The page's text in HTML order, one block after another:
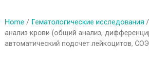
Home / Гематологические исследования
анализ крови (общий анализ,
автоматический подсчет лейкоцитов,